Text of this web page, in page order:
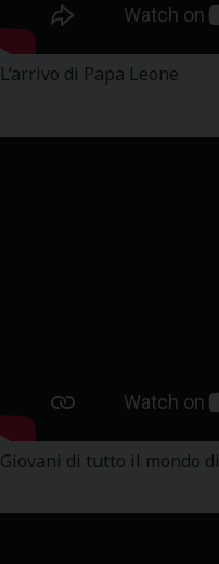
L’arrivo di Papa Leone
Giovani di tutto il mondo